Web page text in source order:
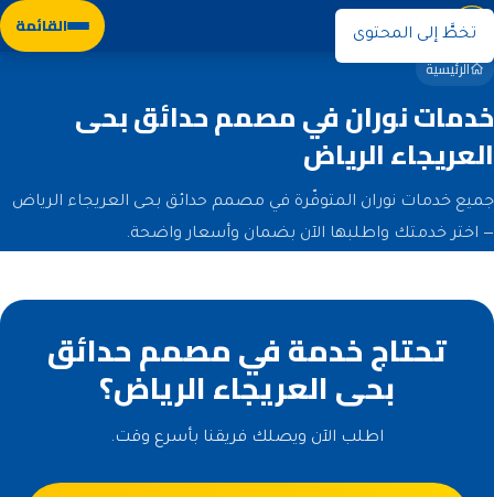
تخطَّ إلى المحتوى القائمة نوران
الرئيسية
خدمات نوران في مصمم حدائق بحى
العريجاء الرياض
جميع خدمات نوران المتوفّرة في مصمم حدائق بحى العريجاء الرياض
— اختر خدمتك واطلبها الآن بضمان وأسعار واضحة.
تحتاج خدمة في مصمم حدائق
بحى العريجاء الرياض؟
اطلب الآن ويصلك فريقنا بأسرع وقت.